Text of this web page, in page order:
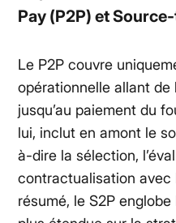
Pay (P2P) et
Le P2P couvre
opérationnelle allant de
jusqu’au paiement du
lui, inclut en amont le
à-dire la sélection,
contractualisation avec
résumé, le S2P